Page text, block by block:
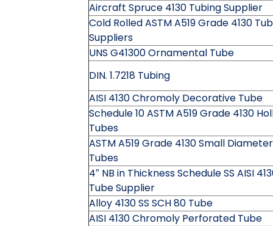
Aircraft Spruce 4130 Tubing Supplier
Cold Rolled ASTM A519 Grade 4130
Suppliers
UNS G41300 Ornamental Tube
DIN. 1.7218 Tubing
AISI 4130 Chromoly Decorative Tube
Schedule 10 ASTM A519 Grade 4130
Tubes
ASTM A519 Grade 4130 Small Diameter
Tubes
4″ NB in Thickness Schedule SS AISI
Tube Supplier
Alloy 4130 SS SCH 80 Tube
AISI 4130 Chromoly Perforated Tube